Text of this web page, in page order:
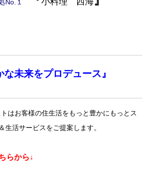
No.１
な未来をプロデュース』
はお客様の住生活をもっと豊かにもっとス
生活サービスをご提案します。
らから↓